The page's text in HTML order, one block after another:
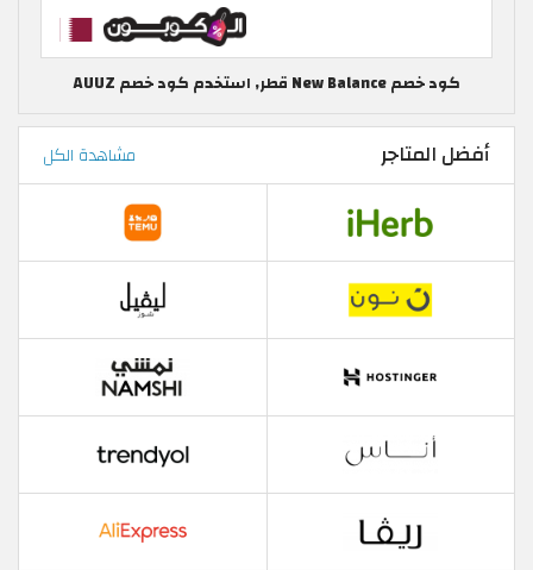
كود خصم New Balance قطر, استخدم كود خصم AUUZ
أفضل المتاجر مشاهدة الكل